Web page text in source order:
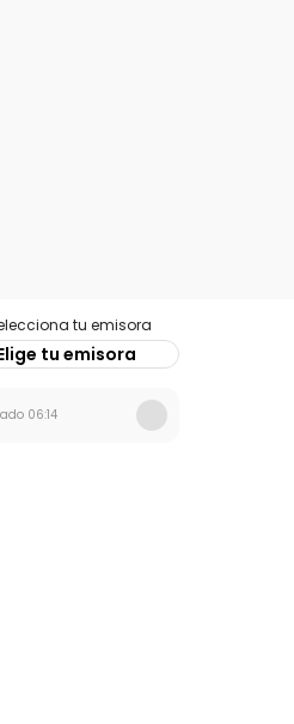
tu emisora
tu emisora
06:14